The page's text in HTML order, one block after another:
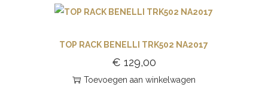
TOP RACK BENELLI TRK502 NA2017
€ 129,00
Toevoegen aan winkelwagen